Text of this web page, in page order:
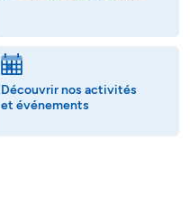
Découvrir nos activités
et événements